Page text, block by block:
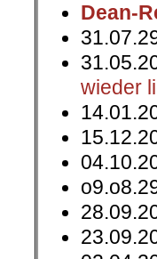
Dean-
wieder